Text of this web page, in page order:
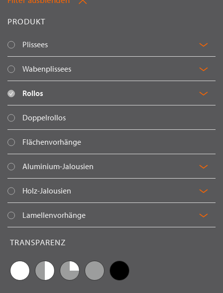
PRODUKT
Plissees
Wabenplissees
Rollos
Doppelrollos
Flächenvorhänge
Aluminium-Jalousien
Holz-Jalousien
Lamellenvorhänge
TRANSPARENZ